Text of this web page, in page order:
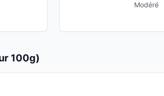
Modéré
100g)